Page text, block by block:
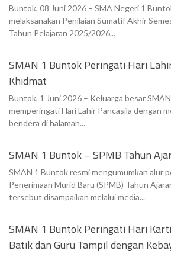
Buntok, 08 Juni 2026 – SMA Negeri 1
melaksanakan Penilaian Sumatif Akhir
Tahun Pelajaran 2025/2026...
SMAN 1 Buntok Peringati Hari
Khidmat
Buntok, 1 Juni 2026 – Keluarga besar
memperingati Hari Lahir Pancasila dengan
bendera di halaman...
SMAN 1 Buntok – SPMB Tahun
SMAN 1 Buntok resmi mengumumkan alur
Penerimaan Murid Baru (SPMB) Tahun
tersebut disampaikan melalui media...
SMAN 1 Buntok Peringati Hari
Batik dan Guru Tampil dengan